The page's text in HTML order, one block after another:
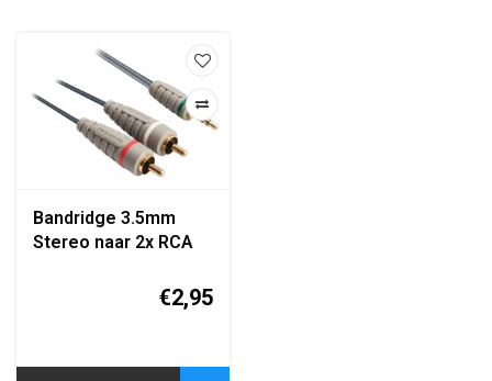
Bandridge 3.5mm
Stereo naar 2x RCA
€2,95